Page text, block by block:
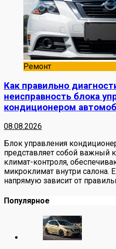
Ремонт
Как правильно
неисправность блока
кондиционером
08.08.2026
Блок управления
представляет собой важный
климат-контроля,
микроклимат внутри салона.
напрямую зависит от
Популярное